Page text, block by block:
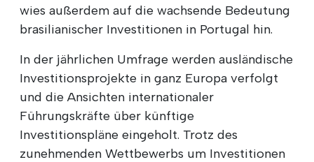
wies außerdem auf die wachsende Bedeutung
brasilianischer Investitionen in Portugal hin.
In der jährlichen Umfrage werden ausländische
Investitionsprojekte in ganz Europa verfolgt
und die Ansichten internationaler
Führungskräfte über künftige
Investitionspläne eingeholt. Trotz des
zunehmenden Wettbewerbs um Investitionen